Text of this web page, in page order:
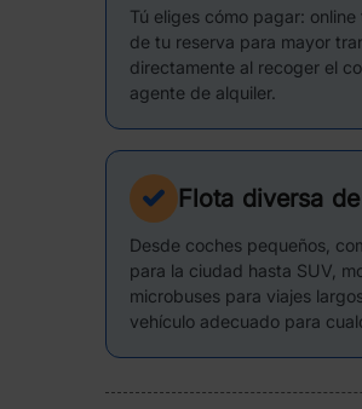
Tú eliges cómo pagar:
de tu reserva para mayor
directamente al recoger el
agente de alquiler.
Flota diversa
Desde coches pequeños,
para la ciudad hasta SUV,
microbuses para viajes
vehículo adecuado para